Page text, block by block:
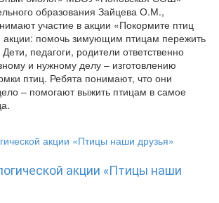
образования Зайцева О.М.,
участие в акции «Покормите птиц
акции: помочь зимующим птицам пережить
педагоги, родители ответственно
и нужному делу – изготовлению
птиц. Ребята понимают, что они
– помогают выжить птицам в самое
акции «Птицы наши